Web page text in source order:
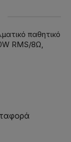
παθητικό
RMS/8Ω,